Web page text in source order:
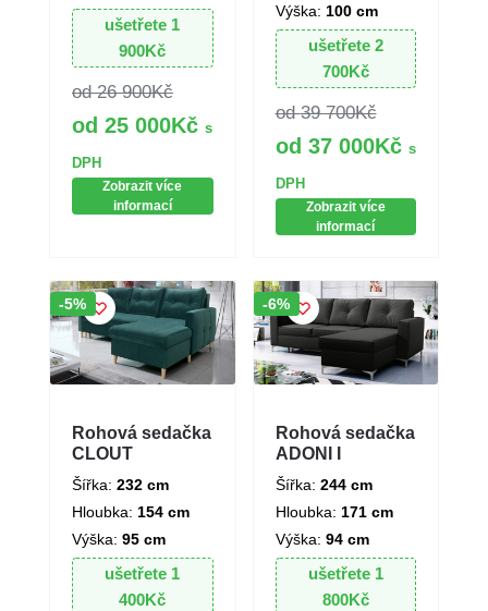
ušetřete 1
900Kč
26 900Kč
25 000Kč s
DPH
Zobrazit více
informací
Výška: 100 cm
ušetřete 2
700Kč
39 700Kč
37 000Kč s
DPH
Zobrazit více
informací
Sleva!
-5%
Rohová sedačka
CLOUT
Šířka: 232 cm
Hloubka: 154 cm
Výška: 95 cm
ušetřete 1
400Kč
Sleva!
-6%
Rohová sedačka
ADONI I
Šířka: 244 cm
Hloubka: 171 cm
Výška: 94 cm
ušetřete 1
800Kč